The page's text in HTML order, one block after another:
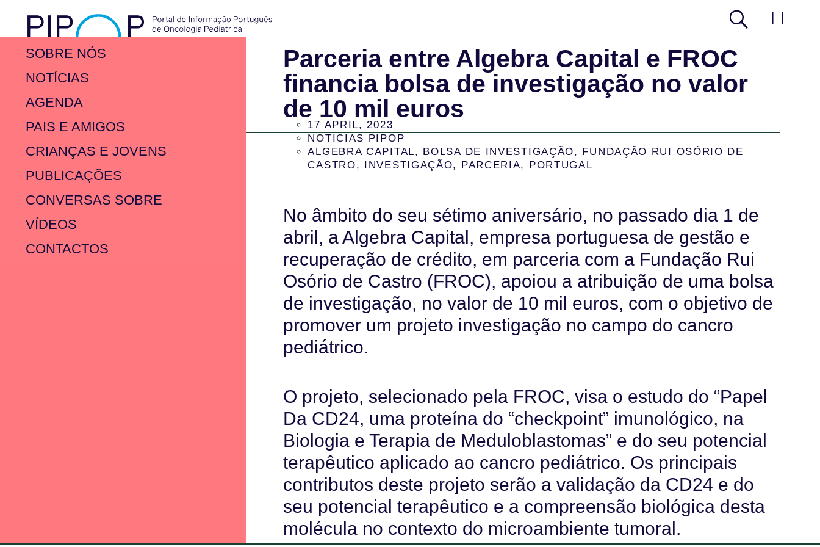
SOBRE NÓS
NOTÍCIAS
AGENDA
PAIS E AMIGOS
CRIANÇAS E JOVENS
PUBLICAÇÕES
CONVERSAS SOBRE
VÍDEOS
CONTACTOS
Parceria entre Algebra Capital e FROC
financia bolsa de investigação no valor
de 10 mil euros
17 APRIL, 2023
NOTICIAS PIPOP
ALGEBRA CAPITAL, BOLSA DE INVESTIGAÇÃO,
FUNDAÇÃO RUI OSÓRIO DE
CASTRO, INVESTIGAÇÃO, PARCERIA, PORTUGAL
No âmbito do seu sétimo aniversário, no passado dia 1 de
abril, a Algebra Capital, empresa portuguesa de gestão e
recuperação de crédito, em parceria com a Fundação Rui
Osório de Castro (FROC), apoiou a atribuição de uma bolsa
de investigação, no valor de 10 mil euros, com o objetivo de
promover um projeto investigação no campo do cancro
pediátrico.
O projeto, selecionado pela FROC, visa o estudo do “Papel
Da CD24, uma proteína do “checkpoint” imunológico, na
Biologia e Terapia de Meduloblastomas” e do seu potencial
terapêutico aplicado ao cancro pediátrico. Os principais
contributos deste projeto serão a validação da CD24 e do
seu potencial terapêutico e a compreensão biológica desta
molécula no contexto do microambiente tumoral.